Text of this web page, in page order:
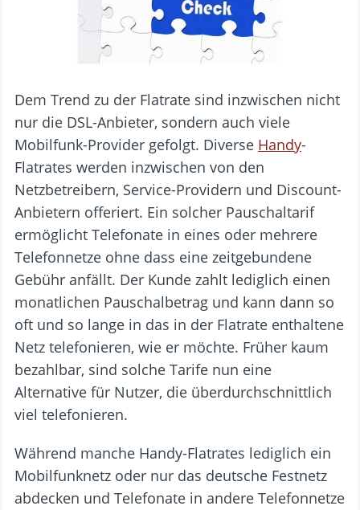
Dem Trend zu der Flatrate sind inzwischen nicht
nur die DSL-Anbieter, sondern auch viele
Mobilfunk-Provider gefolgt. Diverse Handy-
Flatrates werden inzwischen von den
Netzbetreibern, Service-Providern und Discount-
Anbietern offeriert. Ein solcher Pauschaltarif
ermöglicht Telefonate in eines oder mehrere
Telefonnetze ohne dass eine zeitgebundene
Gebühr anfällt. Der Kunde zahlt lediglich einen
monatlichen Pauschalbetrag und kann dann so
oft und so lange in das in der Flatrate enthaltene
Netz telefonieren, wie er möchte. Früher kaum
bezahlbar, sind solche Tarife nun eine
Alternative für Nutzer, die überdurchschnittlich
viel telefonieren.
Während manche Handy-Flatrates lediglich ein
Mobilfunknetz oder nur das deutsche Festnetz
abdecken und Telefonate in andere Telefonnetze